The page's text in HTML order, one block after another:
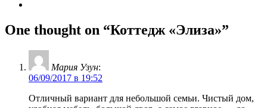
One thought on “Коттедж «Элиза»”
Мария Узун:
06/09/2017 в 19:52
Отличный вариант для небольшой семьи. Чистый дом,